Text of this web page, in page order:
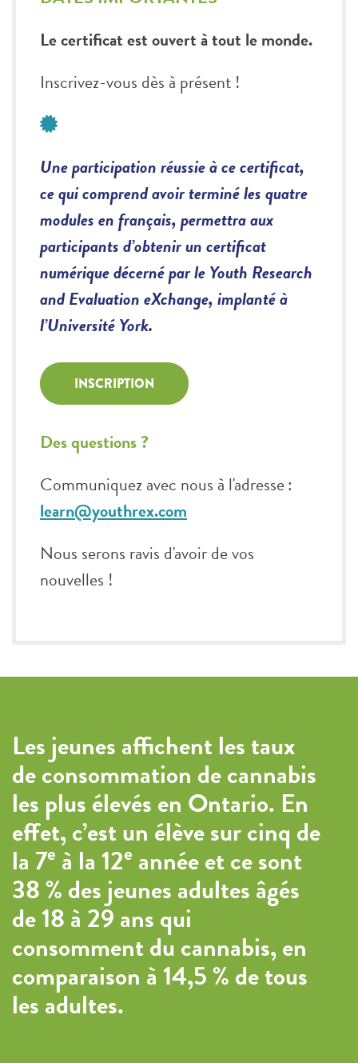
Le certificat est ouvert à tout le monde.
Inscrivez-vous dès à présent !
Une participation réussie à ce certificat,
ce qui comprend avoir terminé les quatre
modules en français, permettra aux
participants d’obtenir un certificat
numérique décerné par le Youth Research
and Evaluation eXchange, implanté à
l’Université York.
INSCRIPTION
Des questions ?
Communiquez avec nous à l'adresse :
learn@youthrex.com
Nous serons ravis d'avoir de vos
nouvelles !
Les jeunes affichent les taux
de consommation de cannabis
les plus élevés en Ontario. En
effet, c’est un élève sur cinq de
la 7e à la 12e année et ce sont
38 % des jeunes adultes âgés
de 18 à 29 ans qui
consomment du cannabis, en
comparaison à 14,5 % de tous
les adultes.